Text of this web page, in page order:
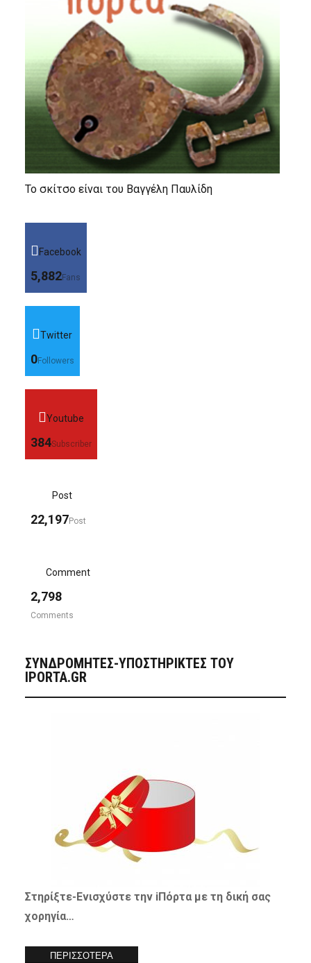
Το σκίτσο είναι του Βαγγέλη Παυλίδη
Facebook
5,882Fans
Twitter
0Followers
Youtube
384Subscriber
Post
22,197Post
Comment
2,798
Comments
ΣΥΝΔΡΟΜΗΤΈΣ-ΥΠΟΣΤΗΡΙΚΤΈΣ ΤΟΥ
IPORTA.GR
Στηρίξτε-Ενισχύστετην iΠόρτα με τη δική σας
χορηγία…
ΠΕΡΙΣΣΟΤΕΡΑ